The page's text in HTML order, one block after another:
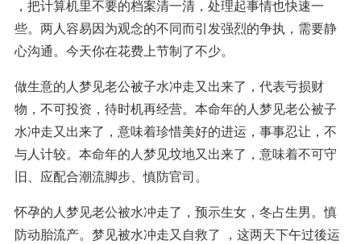
，把计算机里不要的档案清一清，处理起事情也快速一
些。两人容易因为观念的不同而引发强烈的争执，需要静
心沟通。今天你在花费上节制了不少。
做生意的人梦见老公被子水冲走又出来了，代表亏损财
物，不可投资，待时机再经营。本命年的人梦见老公被子
水冲走又出来了，意味着珍惜美好的进运，事事忍让，不
与人计较。本命年的人梦见坟地又出来了，意味着不可守
旧、应配合潮流脚步、慎防官司。
怀孕的人梦见老公被水冲走了，预示生女，冬占生男。慎
防动胎流产。梦见被水冲走又自救了 ，这两天下午过後运